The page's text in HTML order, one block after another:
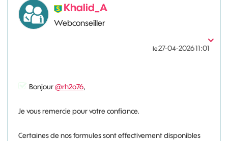
Khalid_A
Webconseiller
le‎27-04-202611:01
Bonjour@rh2o76,
Je vous remercie pour votre confiance.
Certaines de nos formules sont effectivement disponibles